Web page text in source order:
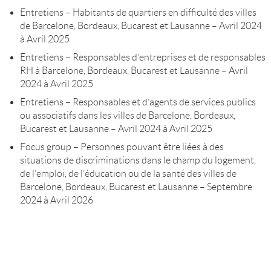
Entretiens – Habitants de quartiers en difficulté des villes
de Barcelone, Bordeaux, Bucarest et Lausanne – Avril 2024
à Avril 2025
Entretiens – Responsables d’entreprises et de responsables
RH à Barcelone, Bordeaux, Bucarest et Lausanne – Avril
2024 à Avril 2025
Entretiens – Responsables et d’agents de services publics
ou associatifs dans les villes de Barcelone, Bordeaux,
Bucarest et Lausanne – Avril 2024 à Avril 2025
Focus group – Personnes pouvant être liées à des
situations de discriminations dans le champ du logement,
de l’emploi, de l’éducation ou de la santé des villes de
Barcelone, Bordeaux, Bucarest et Lausanne – Septembre
2024 à Avril 2026